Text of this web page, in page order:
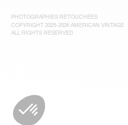
PHOTOGRAPHIES RETOUCHÉES
COPYRIGHT 2025-2026 AMERICAN VINTAGE
ALL RIGHTS RESERVED